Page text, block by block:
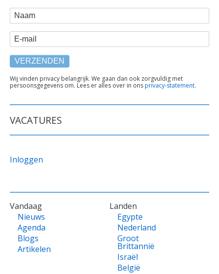
WEBFORM
Naam
E-mail
TEKST
ONDER
Wij vinden privacy belangrijk. We gaan dan ook zorgvuldig met
persoonsgegevens om. Lees er alles over in onsprivacy-statement.
VACATURES
Inloggen
VOET
Vandaag
Nieuws
Agenda
Blogs
Artikelen
Landen
Egypte
Nederland
Groot
Brittannië
Israël
België